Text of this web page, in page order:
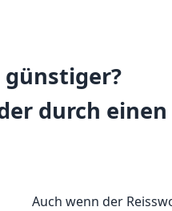
günstiger?
durch
Auch wenn der